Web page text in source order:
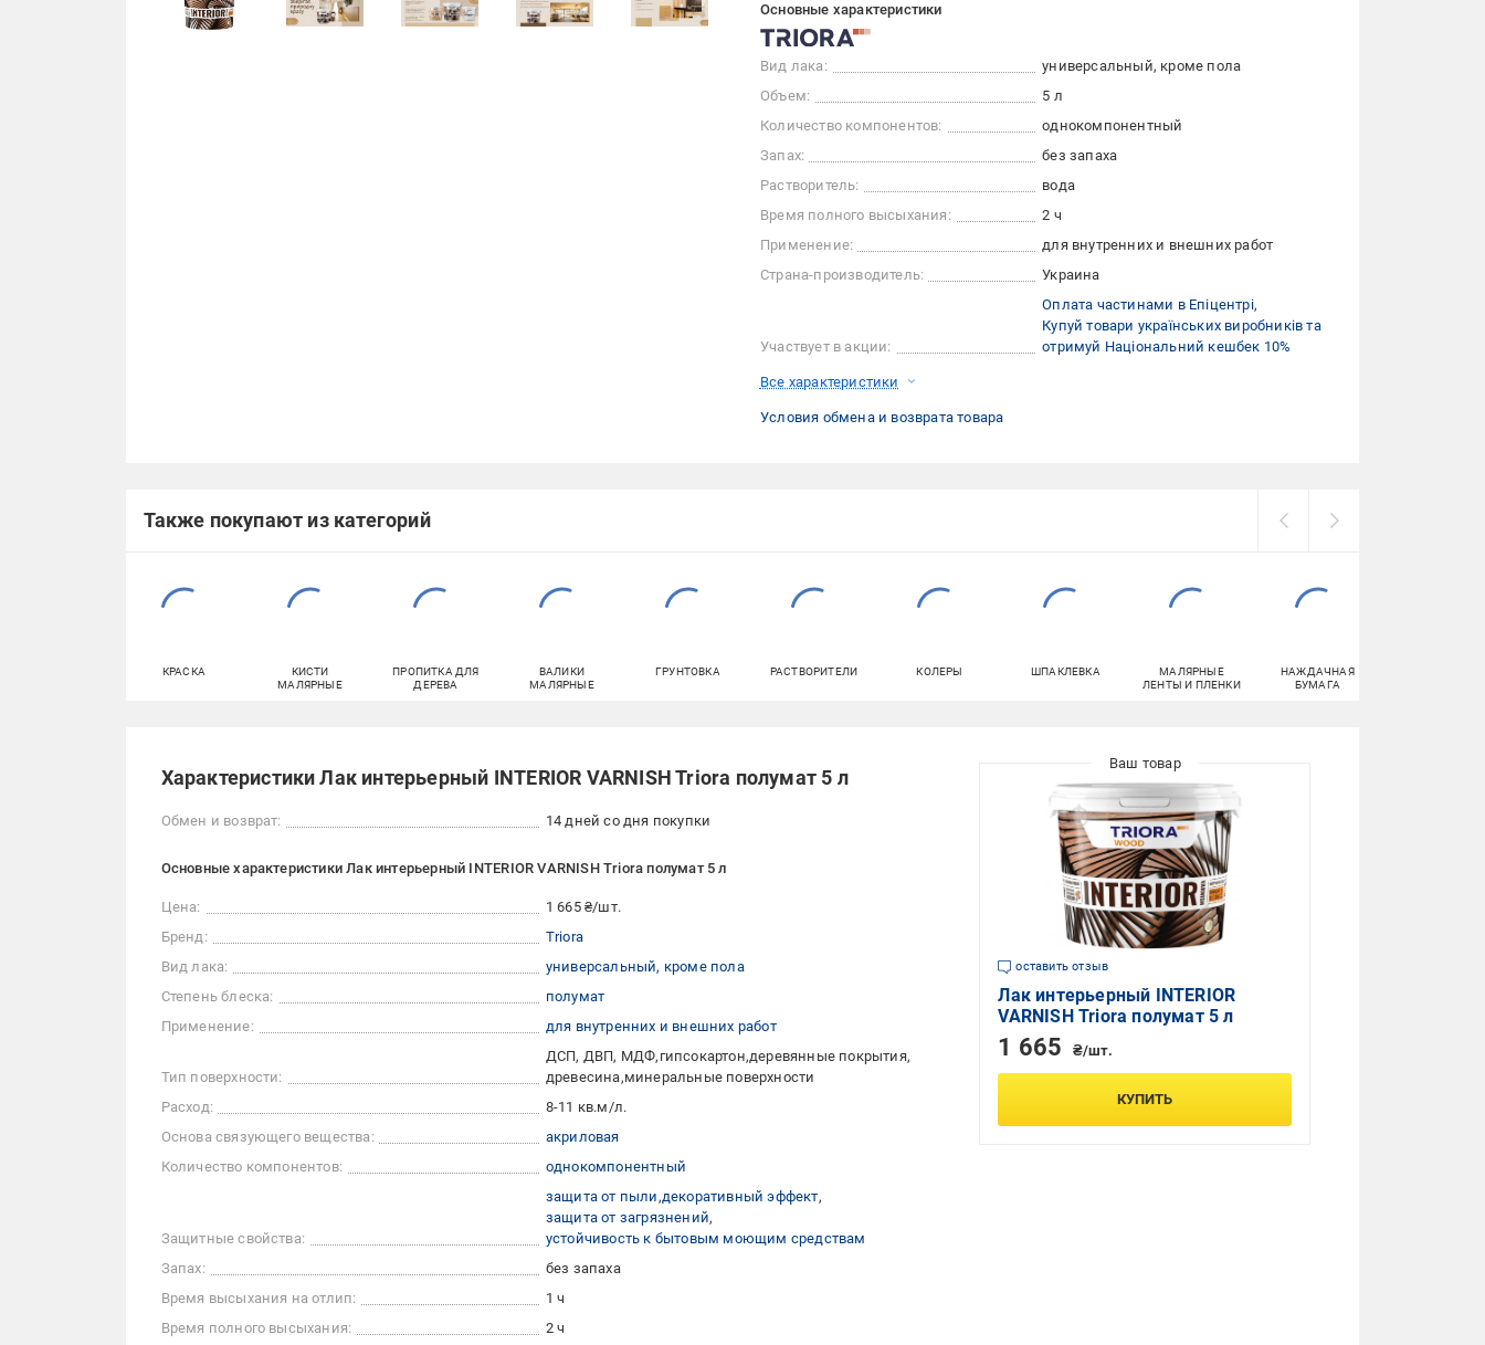
Основные характеристики
Вид лака:
универсальный, кроме пола
Объем:
5 л
Количество компонентов:
однокомпонентный
Запах:
без запаха
Растворитель:
вода
Время полного высыхания:
2 ч
Применение:
для внутренних и внешних работ
Страна-производитель:
Украина
Участвует в акции:
Оплата частинами в Епіцентрі
Купуй товари українських виробників та
отримуй Національний кешбек 10%
Все характеристики
Условия обмена и возврата товара
Также покупают из категорий
КРАСКА
КИСТИ
МАЛЯРНЫЕ
ПРОПИТКА ДЛЯ
ДЕРЕВА
ВАЛИКИ
МАЛЯРНЫЕ
ГРУНТОВКА РАСТВОРИТЕЛИ КОЛЕРЫ ШПАКЛЕВКА
МАЛЯРНЫЕ
ЛЕНТЫ И ПЛЕНКИ
НАЖДАЧНАЯ
БУМАГА
Характеристики Лак интерьерный INTERIOR VARNISH Triora полумат 5 л
Обмен и возврат: 14 дней со дня покупки
Основные характеристики Лак интерьерный INTERIOR VARNISH Triora полумат 5 л
Цена:
1 665 ₴/шт.
Бренд:
Triora
Вид лака:
универсальный, кроме пола
Степень блеска:
полумат
Применение:
для внутренних и внешних работ
Тип поверхности:
ДСП, ДВП, МДФ гипсокартон деревянные покрытия
древесина минеральные поверхности
Расход:
8-11 кв.м/л.
Основа связующего вещества:
акриловая
Количество компонентов:
однокомпонентный
Защитные свойства:
защита от пыли декоративный эффект
защита от загрязнений
устойчивость к бытовым моющим средствам
Запах:
без запаха
Время высыхания на отлип:
1 ч
Время полного высыхания:
2 ч
оставить отзыв
Лак интерьерный INTERIOR
VARNISH Triora полумат 5 л
1 665 ₴/шт.
КУПИТЬ